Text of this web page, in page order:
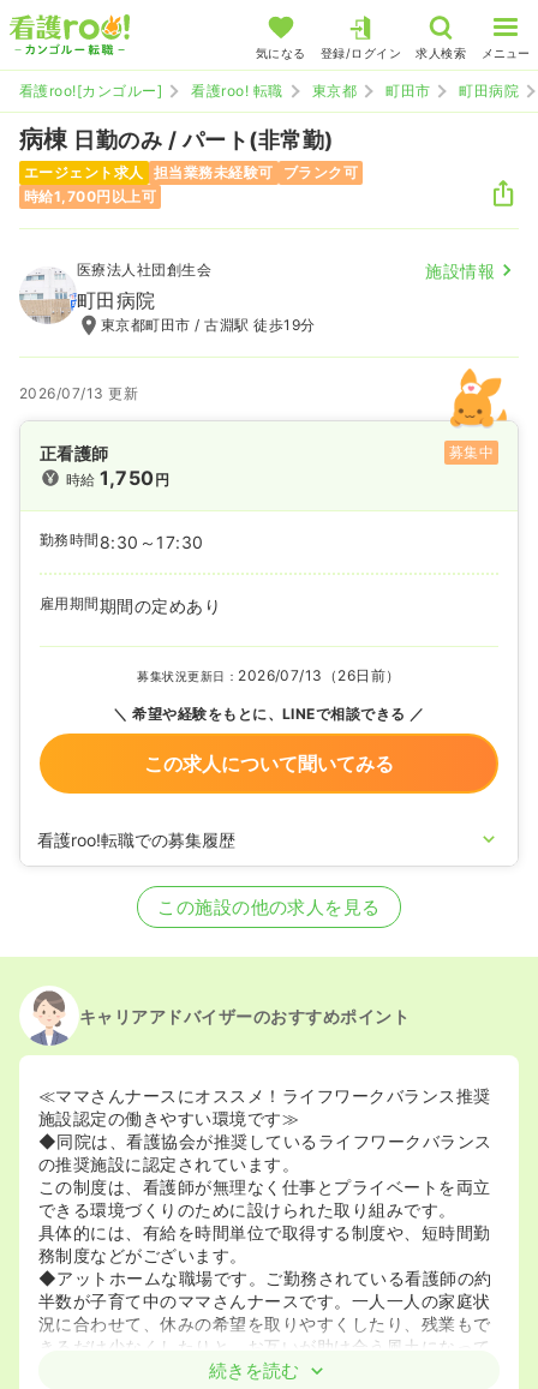
気になる 登録/ログイン 求人検索 メニュー
看護roo![カンゴルー] 看護roo! 転職 東京都 町田市 町田病院
病棟 日勤のみ / パート(非常勤)
エージェント求人 担当業務未経験可
ブランク可
時給1,700円以上可
医療法人社団創生会 施設情報
町田病院
東京都町田市 / 古淵駅 徒歩19分
2026/07/13 更新
正看護師
募集中
時給1,750円
勤務時間 8:30～17:30
雇用期間期間の定めあり
募集状況更新日： 2026/07/13（26日前）
希望や経験をもとに、LINEで相談できる
この求人について聞いてみる
看護roo!転職での募集履歴
この施設の他の求人を見る
キャリアアドバイザーのおすすめポイント
≪ママさんナースにオススメ！ライフワークバランス推奨
施設認定の働きやすい環境です≫
◆同院は、看護協会が推奨しているライフワークバランス
の推奨施設に認定されています。
この制度は、看護師が無理なく仕事とプライベートを両立
できる環境づくりのために設けられた取り組みです。
具体的には、有給を時間単位で取得する制度や、短時間勤
務制度などがございます。
◆アットホームな職場です。ご勤務されている看護師の約
半数が子育て中のママさんナースです。一人一人の家庭状
況に合わせて、休みの希望を取りやすくしたり、残業もで
きるだけ少なくしたりと、お互いが助け合う風土になって
続きを読む